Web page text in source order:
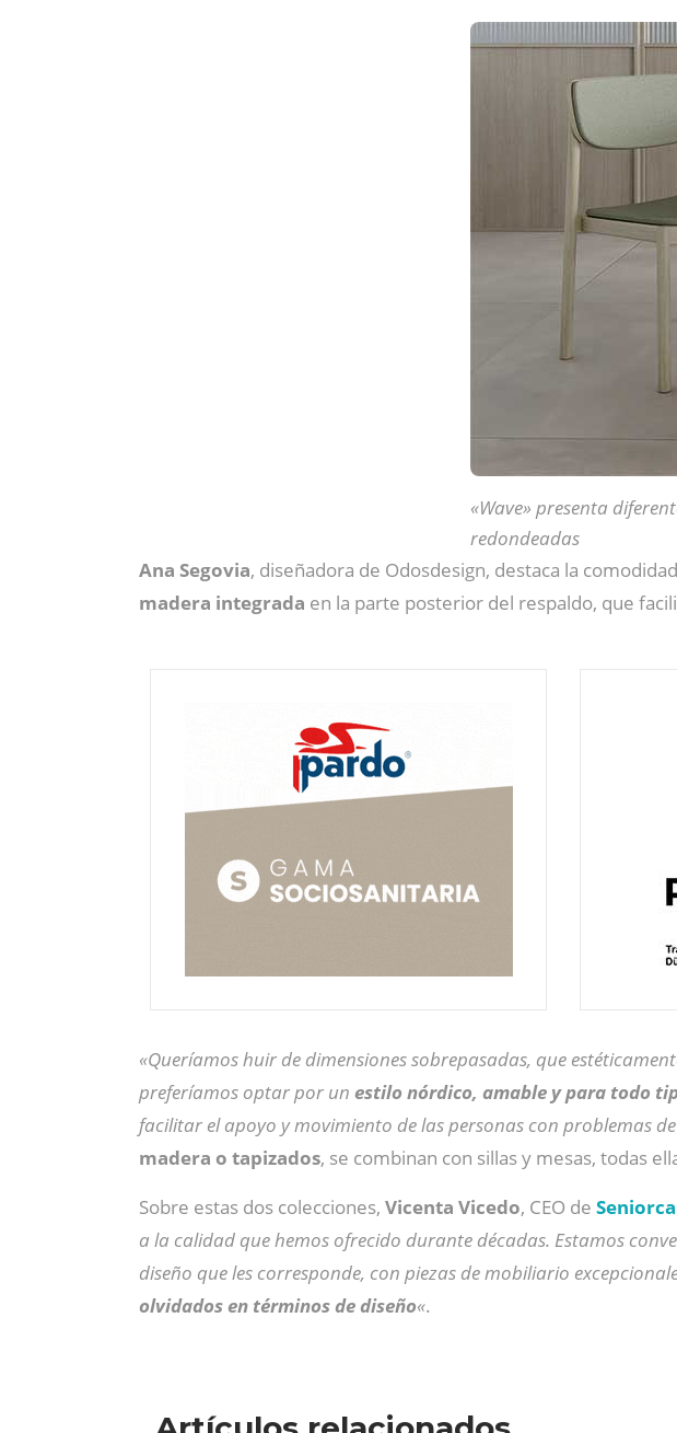
«Wave» presenta
redondeadas
Ana Segovia, diseñadora de Odosdesign, destaca la
madera integrada en la parte posterior del respaldo, que
«Queríamos huir de dimensiones sobrepasadas, que
preferíamos optar por un estilo nórdico, amable y para todo
facilitar el apoyo y movimiento de las personas con problemas
madera o tapizados, se combinan con sillas y mesas, todas
Sobre estas dos colecciones, Vicenta Vicedo, CEO de
a la calidad que hemos ofrecido durante décadas. Estamos
diseño que les corresponde, con piezas de mobiliario
olvidados en términos de diseño«.